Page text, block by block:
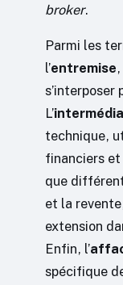
broker.
Parmi les
l’entremise
L’
technique,
financiers
que
et la
extension
Enfin, l’
spécifique